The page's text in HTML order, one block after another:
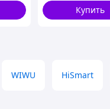
Купить
WIWU HiSmart